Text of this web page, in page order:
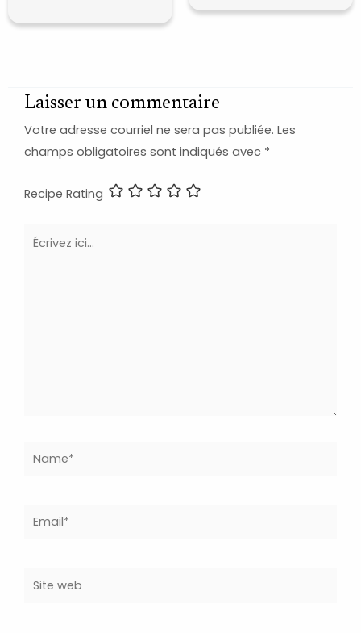
Laisser un commentaire
Votre adresse courriel ne sera pas publiée. Les
champs obligatoires sont indiqués avec *
Recipe Rating
Écrivez
Name*
Email*
Site